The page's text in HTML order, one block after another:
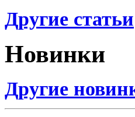
Другие статьи
Новинки
Другие